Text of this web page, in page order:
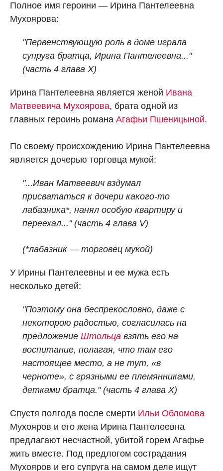
Полное имя героини — Ирина Пантелеевна
Мухоярова:
"Первенствующую роль в доме играла
супруга братца, Ирина Пантелеевна..."
(часть 4 глава X)
Ирина Пантелеевна является женой Ивана
Матвеевича Мухоярова, брата одной из
главных героинь романа Агафьи Пшеницыной.
По своему происхождению Ирина Пантелеевна
является дочерью торговца мукой:
"...Иван Матвеевич вздумал
присвататься к дочери какого-то
лабазника*, нанял особую квартиру и
переехал..." (часть 4 глава V)
(*лабазник — торговец мукой)
У Ирины Пантелеевны и ее мужа есть
несколько детей:
"Поэтому она беспрекословно, даже с
некоторою радостью, согласилась на
предложение Штольца взять его на
воспитание, полагая, что там его
настоящее место, а не тут, «в
черноте», с грязными ее племянниками,
детками братца." (часть 4 глава X)
Спустя полгода после смерти Ильи Обломова
Мухояров и его жена Ирина Пантелеевна
предлагают несчастной, убитой горем Агафье
жить вместе. Под предлогом сострадания
Мухояров и его супруга на самом деле ищут